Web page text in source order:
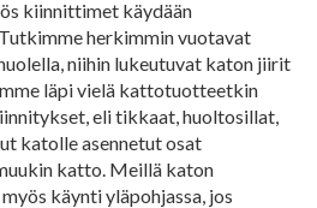
kiinnittimet käydään
herkimmin vuotavat
niihin lukeutuvat katon jiirit
läpi vielä kattotuotteetkin
eli tikkaat, huoltosillat,
katolle asennetut osat
katto. Meillä katon
käynti yläpohjassa, jos